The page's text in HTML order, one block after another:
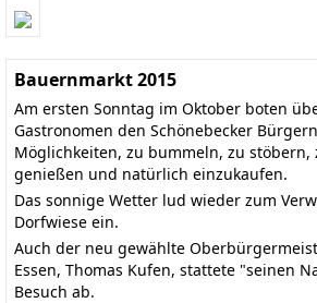
Bauernmarkt 2015
Am ersten Sonntag im Oktober boten
Gastronomen den Schönebecker
Möglichkeiten, zu bummeln, zu stöbern,
genießen und natürlich einzukaufen.
Das sonnige Wetter lud wieder zum
Dorfwiese ein.
Auch der neu gewählte
Essen, Thomas Kufen, stattete "seinen
Besuch ab.